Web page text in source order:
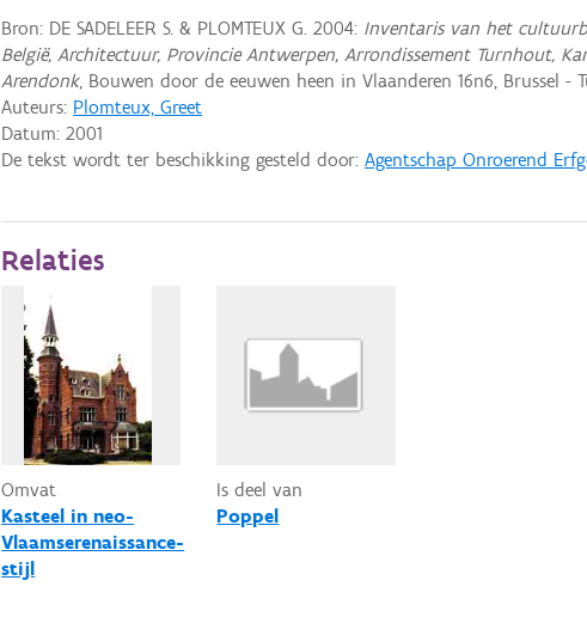
Bron: DE SADELEER S. & PLOMTEUX G. 2004: Inventaris van het
België, Architectuur, Provincie Antwerpen, Arrondissement Turnhout,
Arendonk, Bouwen door de eeuwen heen in Vlaanderen 16n6, Brussel -
Auteurs: Plomteux, Greet
Datum:2001
De tekst wordt ter beschikking gesteld door:Agentschap Onroerend
Relaties
Omvat
Kasteel in neo-
Vlaamserenaissance-
stijl
Is deel van
Poppel